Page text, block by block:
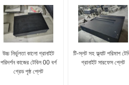
উচ্চ নির্ভুলতা কালো গ্রানাইট
পরিদর্শন কাজের টেবিল 00 বর্গ
গ্রেড পৃষ্ঠ প্লেট
টি-স্লট সহ ফ্ল্যাট পরিমাপ
গ্রানাইট সারফেস প্লেট